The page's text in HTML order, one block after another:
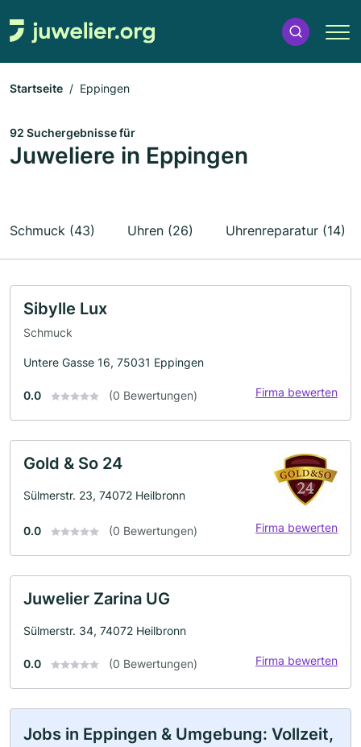
Startseite Eppingen
92 Suchergebnisse für
Juweliere in Eppingen
Schmuck (43) Uhren (26) Uhrenreparatur (14)
Sibylle Lux
Schmuck
Untere Gasse 16, 75031 Eppingen
0.0 (0 Bewertungen) Firma bewerten
Gold & So 24
Sülmerstr. 23, 74072 Heilbronn
0.0 (0 Bewertungen) Firma bewerten
Juwelier Zarina UG
Sülmerstr. 34, 74072 Heilbronn
0.0 (0 Bewertungen) Firma bewerten
Jobs in Eppingen & Umgebung: Vollzeit,